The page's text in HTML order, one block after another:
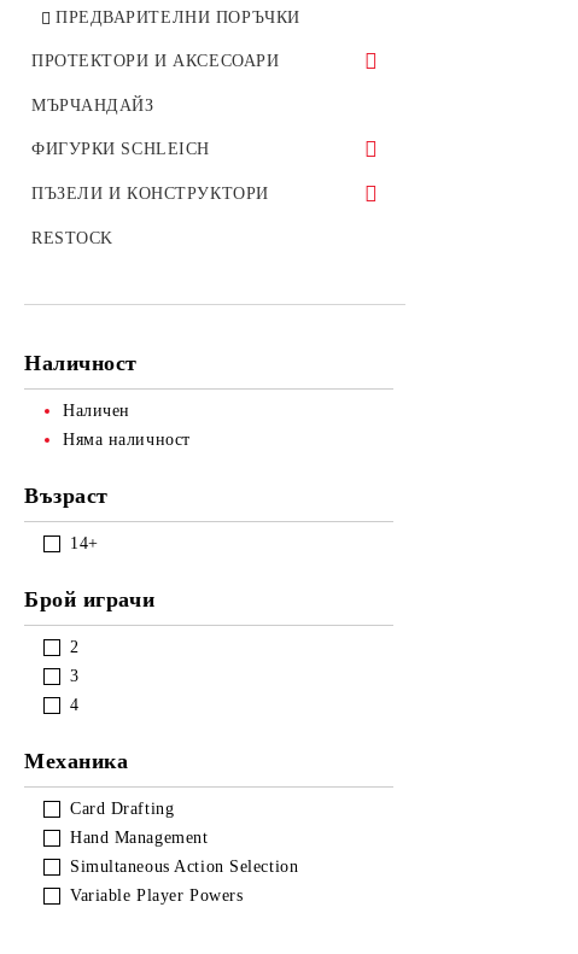
ПРЕДВАРИТЕЛНИ ПОРЪЧКИ
ПРОТЕКТОРИ И АКСЕСОАРИ
ПРОТЕКТОРИ ЗА КАРТИ
ЗАРОВЕ, ФИГУРКИ
КУТИИ, КЛАСЬОРИ
АКСЕСОАРИ
МЪРЧАНДАЙЗ
ФИГУРКИ SCHLEICH
ДИВИ ЖИВОТНИ
ДОМАШНИ ЖИВОТНИ
СЪЗДАНИЯТА НА ЕЛДРАДОР
ЕЛФИТЕ ОТ СВЕТА НА БАЯЛА
SCHLEICH - Супер оферти
ПЪЗЕЛИ И КОНСТРУКТОРИ
ДЪРВЕНИ КОНСТРУКТОРИ
RESTOCK
Наличност
Наличен
Няма наличност
Възраст
14+
Брой играчи
2
3
4
Механика
Card Drafting
Hand Management
Simultaneous Action Selection
Variable Player Powers